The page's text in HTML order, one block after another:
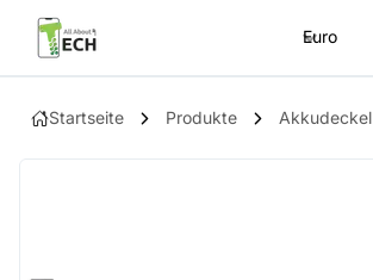
Euro
Startseite Produkte Akkudeckel